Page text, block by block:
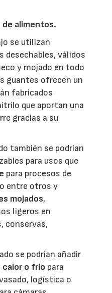
de alimentos.
se utilizan
desechables, válidos
y mojado en todo
guantes ofrecen un
fabricados
que aportan una
gracias a su
también se podrían
para usos que
para procesos de
entre otros y
mojados,
ligeros en
conservas,
se podrían añadir
calor o frío para
logística o